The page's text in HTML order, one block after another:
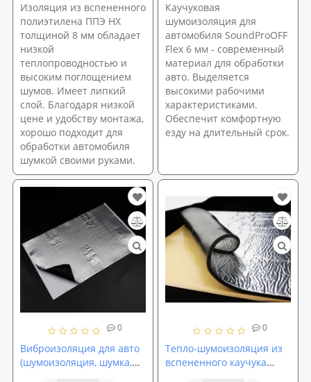
Изоляция из вспененного
полиэтилена ППЭ НХ
толщиной 8 мм обладает
низкой
теплопроводностью и
высоким поглощением
шумов. Имеет липкий
слой. Благодаря низкой
цене и удобству монтажа,
хорошо подходит для
обработки автомобиля
шумкой своими руками.
Каучуковая
шумоизоляция для
автомобиля SoundProOFF
Flex 6 мм - современный
материал для обработки
авто. Выделяется
высокими рабочими
характеристиками.
Обеспечит комфортную
езду на длительный срок.
0
Виброизоляция для авто
(шумоизоляция, шумка,
0
Тепло-шумоизоляция из
вспененного каучука